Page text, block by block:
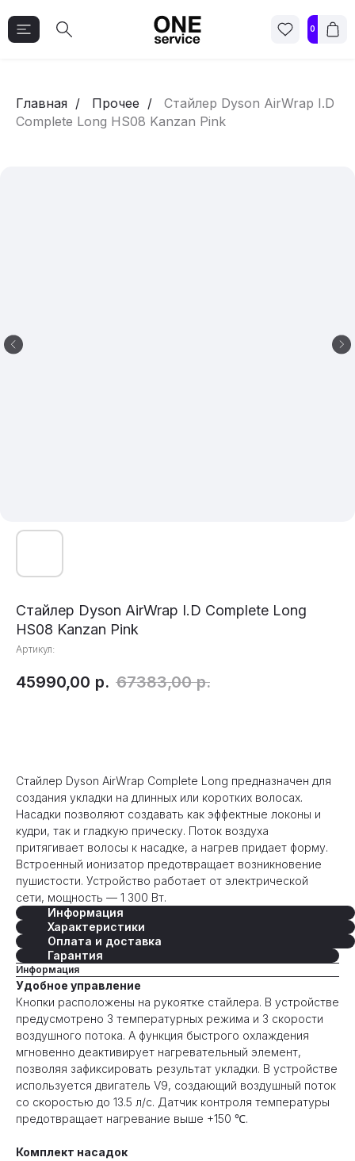
0
Главная Прочее
Стайлер Dyson AirWrap I.D
Complete Long HS08 Kanzan Pink
Стайлер Dyson AirWrap I.D Complete Long
HS08 Kanzan Pink
Артикул:
45990,00 р. 67383,00 р.
Стайлер Dyson AirWrap Complete Long предназначен для
создания укладки на длинных или коротких волосах.
Насадки позволяют создавать как эффектные локоны и
кудри, так и гладкую прическу. Поток воздуха
притягивает волосы к насадке, а нагрев придает форму.
Встроенный ионизатор предотвращает возникновение
пушистости. Устройство работает от электрической
сети, мощность — 1 300 Вт.
Информация
Характеристики
Оплата и доставка
Гарантия
Информация
Удобное управление
Кнопки расположены на рукоятке стайлера. В устройстве
предусмотрено 3 температурных режима и 3 скорости
воздушного потока. А функция быстрого охлаждения
мгновенно деактивирует нагревательный элемент,
позволяя зафиксировать результат укладки. В устройстве
используется двигатель V9, создающий воздушный поток
со скоростью до 13.5 л/с. Датчик контроля температуры
предотвращает нагревание выше +150 ℃.
Комплект насадок